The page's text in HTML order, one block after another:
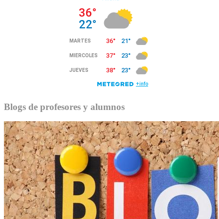
Blogs de profesores y alumnos